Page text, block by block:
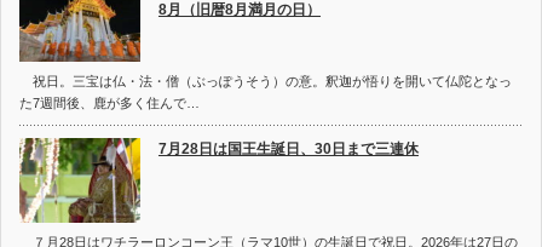
8月（旧暦8月満月の日）
祝日。三宝は仏・法・僧（ぶっぽうそう）の意。釈迦が悟りを開いて仏陀となっ
た7週間後、鹿が多く住んで…
7月28日は国王生誕日、30日まで三連休
７月28日はワチラーロンコーン王（ラマ10世）の生誕日で祝日。2026年は27日の